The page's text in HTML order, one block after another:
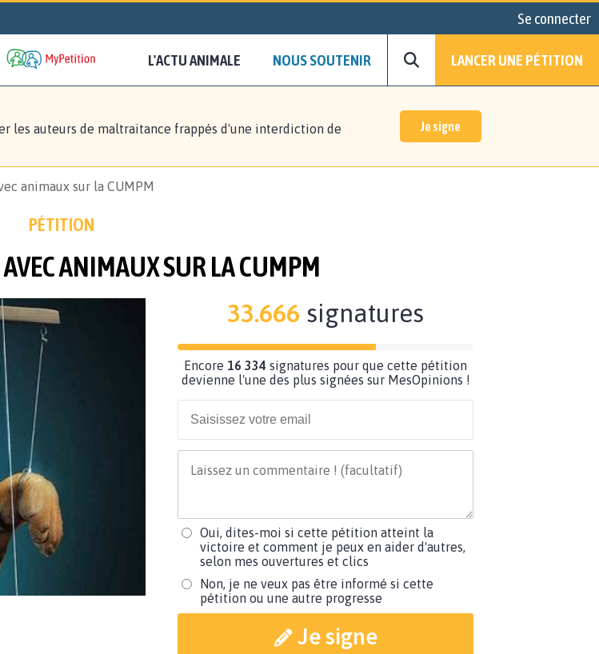
Se connecter
L'ACTU ANIMALE NOUS SOUTENIR LANCER UNE PÉTITION
les auteurs de maltraitance frappés d'une interdiction de
Je signe
animaux sur la CUMPM
PÉTITION
ANIMAUX SUR LA CUMPM
33.666 signatures
Encore 16 334 signatures pour que cette pétition
devienne l'une des plus signées sur MesOpinions !
Oui, dites-moi si cette pétition atteint la
victoire et comment je peux en aider d'autres,
selon mes ouvertures et clics
Non, je ne veux pas être informé si cette
pétition ou une autre progresse
Je signe